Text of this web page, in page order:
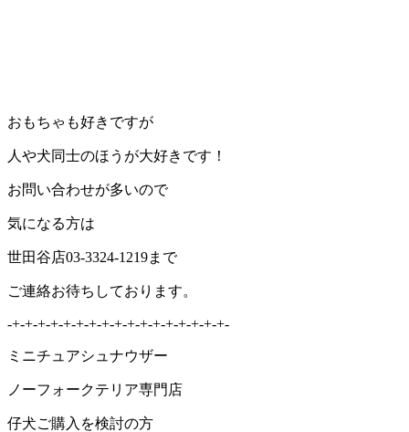
おもちゃも好きですが
人や犬同士のほうが大好きです！
お問い合わせが多いので
気になる方は
世田谷店03-3324-1219まで
ご連絡お待ちしております。
-+-+-+-+-+-+-+-+-+-+-+-+-+-+-+-+-+-
ミニチュアシュナウザー
ノーフォークテリア専門店
仔犬ご購入を検討の方